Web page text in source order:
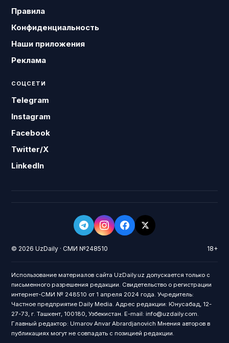
Правила
Конфиденциальность
Наши приложения
Реклама
СОЦСЕТИ
Telegram
Instagram
Facebook
Twitter/X
LinkedIn
© 2026 UzDaily · СМИ №248510 18+
Использование материалов сайта UzDaily.uz допускается только с
письменного разрешения редакции. Свидетельство о регистрации
интернет-СМИ № 248510 от 1 апреля 2024 года. Учредитель:
Частное предприятие Daily Media. Адрес редакции: Юнусабад, 12-
27-73, г. Ташкент, 100180, Узбекистан. E-mail: info@uzdaily.com.
Главный редактор: Umarov Anvar Abrardjanovich Мнения авторов в
публикациях могут не совпадать с позицией редакции.